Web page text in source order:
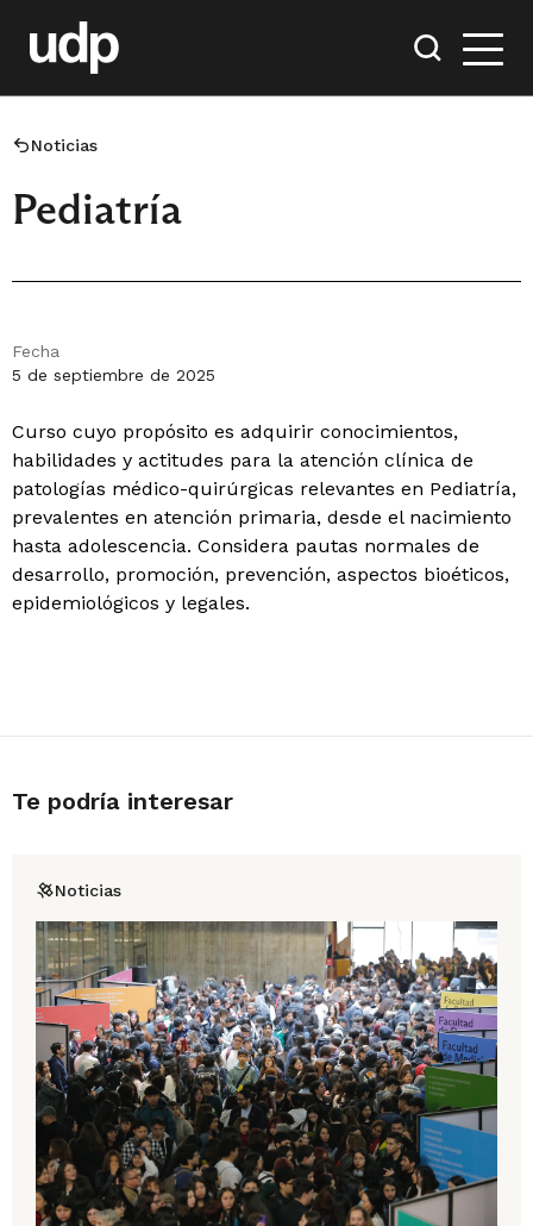
Noticias
Pediatría
Fecha
5 de septiembre de 2025
Curso cuyo propósito es adquirir conocimientos,
habilidades y actitudes para la atención clínica de
patologías médico-quirúrgicas relevantes en Pediatría,
prevalentes en atención primaria, desde el nacimiento
hasta adolescencia. Considera pautas normales de
desarrollo, promoción, prevención, aspectos bioéticos,
epidemiológicos y legales.
Te podría interesar
Noticias